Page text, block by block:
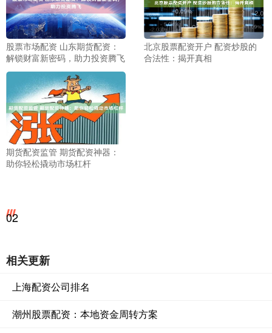
股票市场配资 山东期货配资：
解锁财富新密码，助力投资腾飞
北京股票配资开户 配资炒股的
合法性：揭开真相
期货配资监管 期货配资神器：
助你轻松撬动市场杠杆
02
相关更新
上海配资公司排名
潮州股票配资：本地资金周转方案